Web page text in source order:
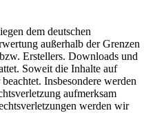
dem deutschen
außerhalb der Grenzen
Erstellers. Downloads und
Soweit die Inhalte auf
Insbesondere werden
aufmerksam
werden wir